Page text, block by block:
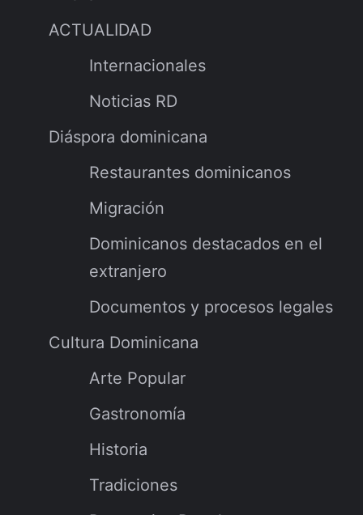
ACTUALIDAD
Internacionales
Noticias RD
Diáspora dominicana
Restaurantes dominicanos
Migración
Dominicanos destacados en el
extranjero
Documentos y procesos legales
Cultura Dominicana
Arte Popular
Gastronomía
Historia
Tradiciones